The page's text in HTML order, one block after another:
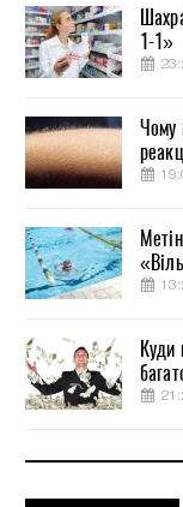
1-1»
Чому
Куди